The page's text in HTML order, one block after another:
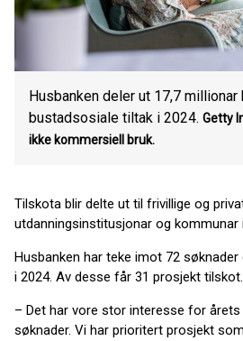
Husbanken deler ut 17,7
bustadsosiale tiltak i 2024. Getty
ikke kommersiell bruk.
Tilskota blir delte ut til frivillige og
utdanningsinstitusjonar og kommunar
Husbanken har teke imot 72
i 2024. Av desse får 31 prosjekt tilskot.
– Det har vore stor interesse for
søknader. Vi har prioritert prosjekt